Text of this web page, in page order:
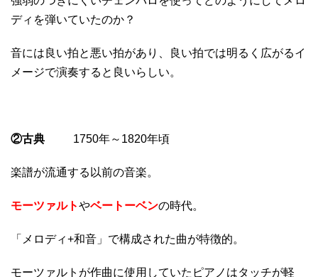
ディを弾いていたのか？
音には良い拍と悪い拍があり、良い拍では明るく広がるイ
メージで演奏すると良いらしい。
②古典 1750年～1820年頃
楽譜が流通する以前の音楽。
モーツァルトやベートーベンの時代。
「メロディ+和音」で構成された曲が特徴的。
モーツァルトが作曲に使用していたピアノはタッチが軽